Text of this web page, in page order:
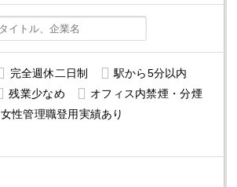
完全週休二日制
駅から5分以内
残業少なめ
オフィス内禁煙・分煙
女性管理職登用実績あり